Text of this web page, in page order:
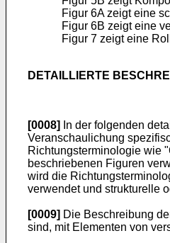
Figur 6A zeigt eine
Figur 6B zeigt eine
Figur 7 zeigt eine
DETAILLIERTE
[0008]
In der folgenden
Veranschaulichung
Richtungsterminologie wie
beschriebenen Figuren
wird die
verwendet und strukturelle
[0009] Die Beschreibung
sind, mit Elementen von